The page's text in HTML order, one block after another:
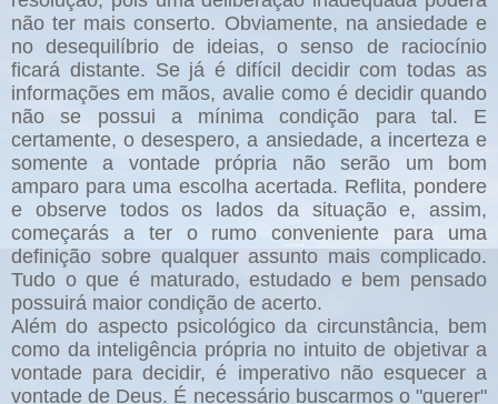
não ter mais conserto. Obviamente, na ansiedade e
no desequilíbrio de ideias, o senso de raciocínio
ficará distante. Se já é difícil decidir com todas as
informações em mãos, avalie como é decidir quando
não se possui a mínima condição para tal. E
certamente, o desespero, a ansiedade, a incerteza e
somente a vontade própria não serão um bom
amparo para uma escolha acertada. Reflita, pondere
e observe todos os lados da situação e, assim,
começarás a ter o rumo conveniente para uma
definição sobre qualquer assunto mais complicado.
Tudo o que é maturado, estudado e bem pensado
possuirá maior condição de acerto.
Além do aspecto psicológico da circunstância, bem
como da inteligência própria no intuito de objetivar a
vontade para decidir, é imperativo não esquecer a
vontade de Deus. É necessário buscarmos o "querer"